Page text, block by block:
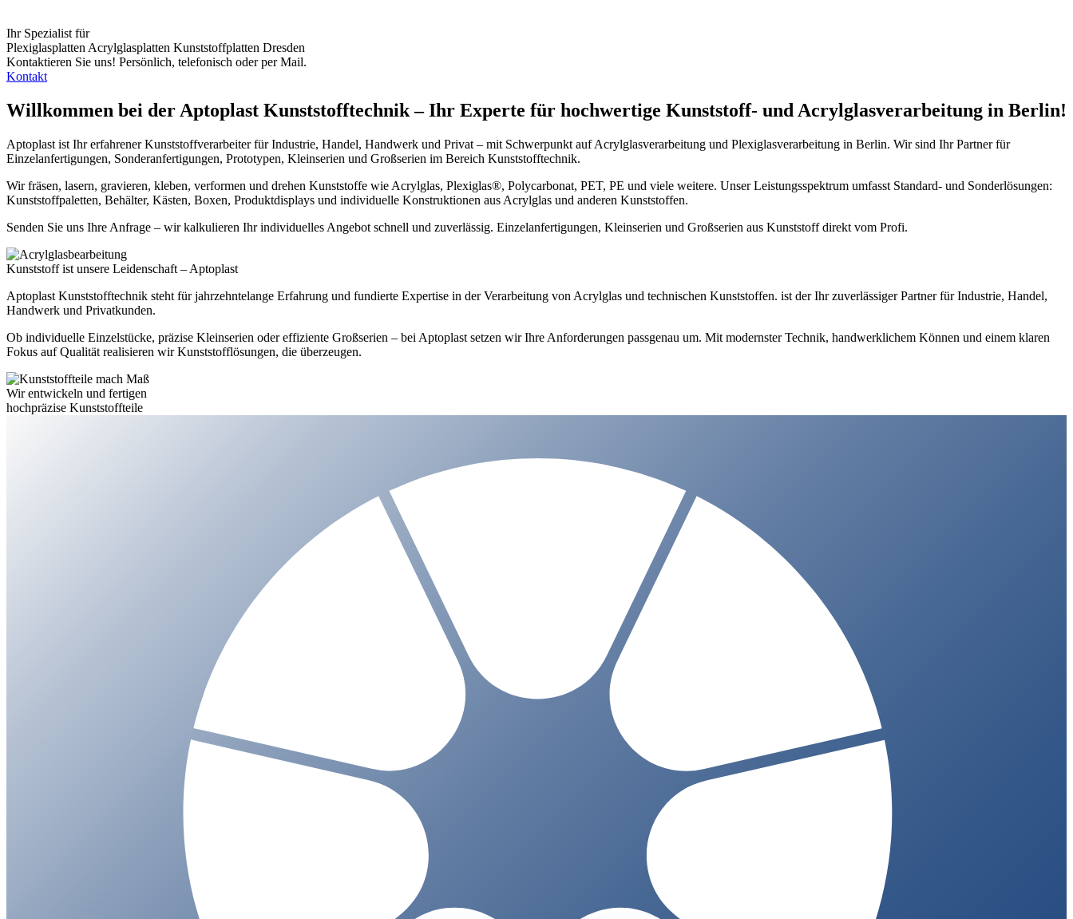
Ihr Spezialist für
Plexiglasplatten Acrylglasplatten Kunststoffplatten Dresden
Kontaktieren Sie uns! Persönlich, telefonisch oder per Mail.
Kontakt
Willkommen bei der Aptoplast Kunststofftechnik – Ihr Experte für hochwertige Kunststoff- und Acrylglasverarbeitung in Berlin!
Aptoplast ist Ihr erfahrener Kunststoffverarbeiter für Industrie, Handel, Handwerk und Privat – mit Schwerpunkt auf Acrylglasverarbeitung und Plexiglasverarbeitung in Berlin. Wir sind Ihr Partner für
Einzelanfertigungen, Sonderanfertigungen, Prototypen, Kleinserien und Großserien im Bereich Kunststofftechnik.
Wir fräsen, lasern, gravieren, kleben, verformen und drehen Kunststoffe wie Acrylglas, Plexiglas®, Polycarbonat, PET, PE und viele weitere. Unser Leistungsspektrum umfasst Standard- und Sonderlösungen:
Kunststoffpaletten, Behälter, Kästen, Boxen, Produktdisplays und individuelle Konstruktionen aus Acrylglas und anderen Kunststoffen.
Senden Sie uns Ihre Anfrage – wir kalkulieren Ihr individuelles Angebot schnell und zuverlässig. Einzelanfertigungen, Kleinserien und Großserien aus Kunststoff direkt vom Profi.
Kunststoff ist unsere Leidenschaft – Aptoplast
Aptoplast Kunststofftechnik steht für jahrzehntelange Erfahrung und fundierte Expertise in der Verarbeitung von Acrylglas und technischen Kunststoffen. ist der Ihr zuverlässiger Partner für Industrie, Handel,
Handwerk und Privatkunden.
Ob individuelle Einzelstücke, präzise Kleinserien oder effiziente Großserien – bei Aptoplast setzen wir Ihre Anforderungen passgenau um. Mit modernster Technik, handwerklichem Können und einem klaren
Fokus auf Qualität realisieren wir Kunststofflösungen, die überzeugen.
Wir entwickeln und fertigen
hochpräzise Kunststoffteile